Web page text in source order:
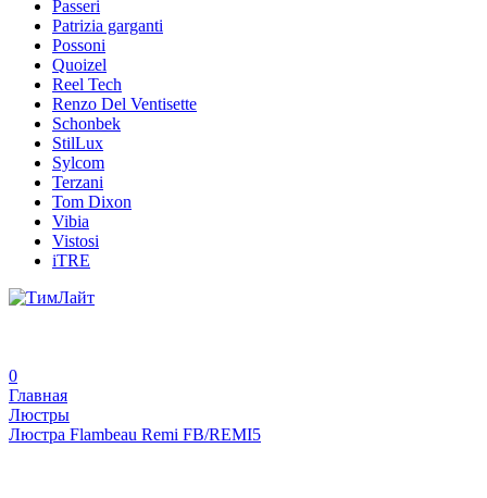
Passeri
Patrizia garganti
Possoni
Quoizel
Reel Tech
Renzo Del Ventisette
Schonbek
StilLux
Sylcom
Terzani
Tom Dixon
Vibia
Vistosi
iTRE
0
Главная
Люстры
Люстра Flambeau Remi FB/REMI5